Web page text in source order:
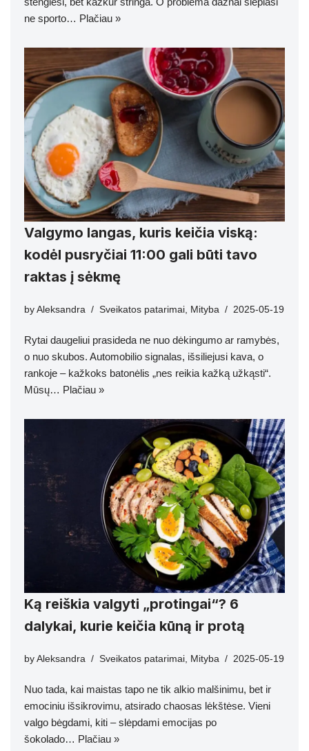
ne sporto… Plačiau »
Valgymo langas, kuris keičia viską:
kodėl pusryčiai 11:00 gali būti tavo
raktas į sėkmę
by Aleksandra Sveikatos patarimai Mityba 2025-05-19
Rytai daugeliui prasideda ne nuo dėkingumo ar ramybės,
o nuo skubos. Automobilio signalas, išsiliejusi kava, o
rankoje – kažkoks batonėlis „nes reikia kažką užkąsti“.
Mūsų… Plačiau »
Ką reiškia valgyti „protingai“? 6
dalykai, kurie keičia kūną ir protą
by Aleksandra Sveikatos patarimai Mityba 2025-05-19
Nuo tada, kai maistas tapo ne tik alkio malšinimu, bet ir
emociniu išsikrovimu, atsirado chaosas lėkštėse. Vieni
valgo bėgdami, kiti – slėpdami emocijas po
šokolado… Plačiau »